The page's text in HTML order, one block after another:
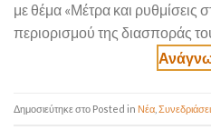
με θέμα «Μέτρα και ρυθμίσεις
περιορισμού της διασποράς
Posted in Νέα